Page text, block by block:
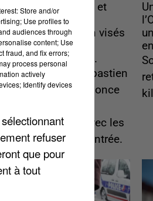
Gabriel Attal et
Raphaël
Glucksmann visés
par des
ingérences...
Sollicité, Sébastien
Lecornu annonce
commun" avec les
partis à la rentrée.
Store and/or
Use profiles to
audiences through
content; Use
fraud, and fix errors;
process personal
actively
Identify devices
refuser
que pour
à tout